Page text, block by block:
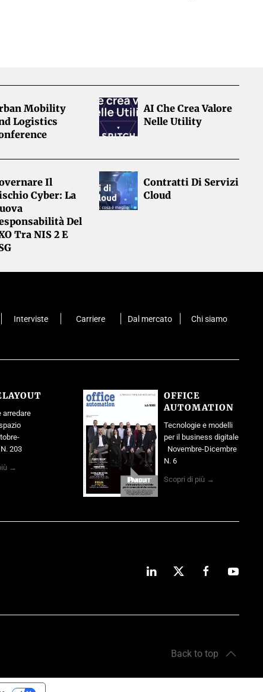
Mobility
Logistics
AI Che Crea Valore
Nelle Utility
Il
Cyber: La
Del
Tra NIS 2 E
Contratti Di Servizi
Cloud
Interviste Carriere Dal mercato Chi siamo
arredare
203
→
OFFICE
AUTOMATION
Tecnologie e modelli
per il business digitale
Novembre-Dicembre
N. 6
Scopri di più →
Back to top